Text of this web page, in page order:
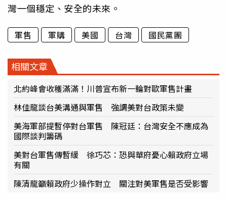
灣一個穩定、安全的未來。
軍售 軍購 美國 台灣 國民黨團
相關文章
北約峰會收穫滿滿！川普宣布新一輪對歐軍售計畫
林佳龍談台美溝通與軍售 強調美對台政策未變
美海軍部提暫停對台軍售 陳冠廷：台灣安全不應成為
國際談判籌碼
美對台軍售傳暫緩 徐巧芯：恐與華府憂心賴政府立場
有關
陳清龍籲賴政府少操作對立 關注對美軍售是否受影響